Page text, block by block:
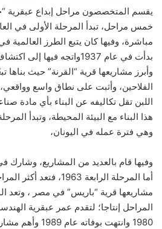
يقسم المتخصصون مراحل إبداع عبقرية
مباشرة، وفيها كان يتبع الطرز العالمية في
بدأت في عام 1937واتجه فيها
وأبرز مشاريعها قرية “القرنة” حيث بناها
الفلاحين، وأثبت على نطاق واسع
اللبن تقل تكاليفه عن البناء بأي مادة
وهي فترة عمله في اليونان،
وفيها قام بالعديد من المشاريع، وشارك
أما المرحلة الرابعة
مشاريعها قرية “باريس” في مصر ، وتعد
المراحل إنتاجا؛ لتقدم عمر عبقرية
1980 وانتهت